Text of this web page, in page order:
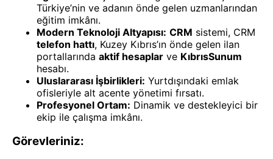
Türkiye’nin ve adanın önde gelen uzmanlarından
eğitim imkânı.
Modern Teknoloji Altyapısı: CRM sistemi, CRM
telefon hattı, Kuzey Kıbrıs’ın önde gelen ilan
portallarında aktif hesaplar ve KıbrısSunum
hesabı.
Uluslararası İşbirlikleri: Yurtdışındaki emlak
ofisleriyle alt acente yönetimi fırsatı.
Profesyonel Ortam: Dinamik ve destekleyici bir
ekip ile çalışma imkânı.
Görevleriniz: